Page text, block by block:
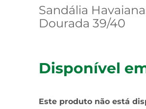
Sandália
Dourada 39/40
Disponível
Este produto não está